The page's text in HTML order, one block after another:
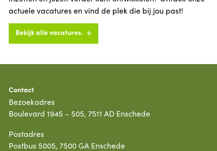
actuele vacatures en vind de plek die bij jou past!
Bekijk alle vacatures.
Contact
Bezoekadres
Boulevard 1945 – 505, 7511 AD Enschede
Postadres
Postbus 5005, 7500 GA Enschede